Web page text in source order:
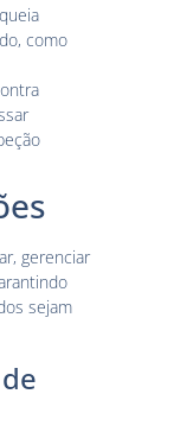
como
gerenciar
sejam